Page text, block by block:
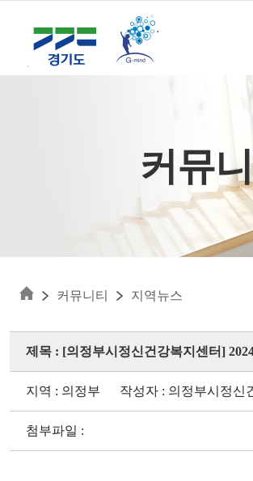
커뮤
커뮤니티 지역뉴스
제목 : [의정부시정신건강복지센터]
지역 : 의정부 작성자 : 의정부시정
첨부파일 :